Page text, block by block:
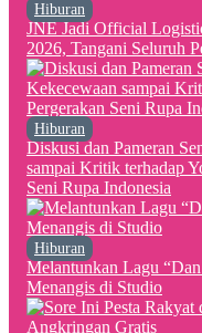
Hiburan
JNE Jadi Official
2026, Tangani Seluruh
Hiburan
Diskusi dan Pameran
sampai Kritik terhadap
Seni Rupa Indonesia
Hiburan
Melantunkan Lagu
Menangis di Studio